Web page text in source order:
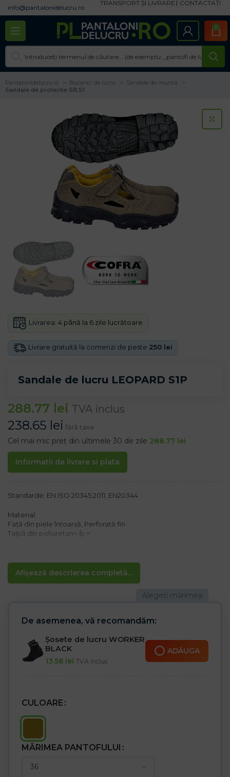
info@pantalonidelucru.ro
TRANSPORT ȘI LIVRARE CONTACTAȚI
0
Pantalonidelucru.ro Bocanci de lucru
Sandale de munca
Sandale de protectie SB,S1
Sandale de lucru LEOPARD S1P
Livrare gratuită la comenzi de peste 250 lei
Livrarea: 4 până la 6 zile lucrătoare
288.77 lei TVA inclus
238.65 lei fără taxe
Cel mai mic preț din ultimele 30 de zile 288.77 lei
Informatii de livrare si plata
Afișează descrierea completă...
Standarde: EN ISO 20345:2011, EN20344
Material:
Față din piele întoarsă, Perforată fin
Talpă din poliuretan< /p >
– Talpă anti-alunecare
– Rezistent la ulei
– Perforată, respirabilă
– Categoria S1P SRC
Ideal pentru purtarea zilnică
De asemenea, vă recomandăm:
Șosete de lucru WORKER
BLACK
13.58 lei TVA inclus
ADĂUGA
CULOARE
MĂRIMEA PANTOFULUI